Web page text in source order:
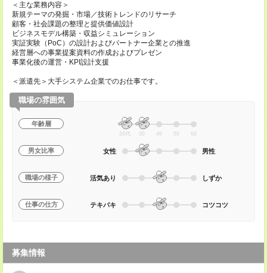
＜主な業務内容＞
新規テーマの発掘・市場／技術トレンドのリサーチ
顧客・社会課題の整理と提供価値設計
ビジネスモデル構築・収益シミュレーション
実証実験（PoC）の設計およびパートナー企業との推進
経営層への事業提案資料の作成およびプレゼン
事業化後の運営・KPI設計支援
＜派遣先＞大手システム企業でのお仕事です。
職場の雰囲気
年齢層
20代 30 40 50 60
男女比率 女性 男性
職場の様子 活気あり しずか
仕事の仕方 テキパキ コツコツ
募集情報